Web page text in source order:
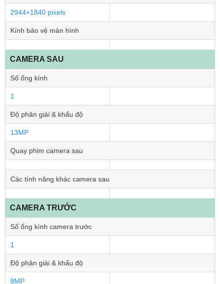
2944×1840 pixels
Kính bảo vệ màn hình
CAMERA SAU
Số ống kính
1
Độ phân giải & khẩu độ
13MP
Quay phim camera sau
Các tính năng khác camera sau
CAMERA TRƯỚC
Số ống kính camera trước
1
Độ phân giải & khẩu độ
8MP